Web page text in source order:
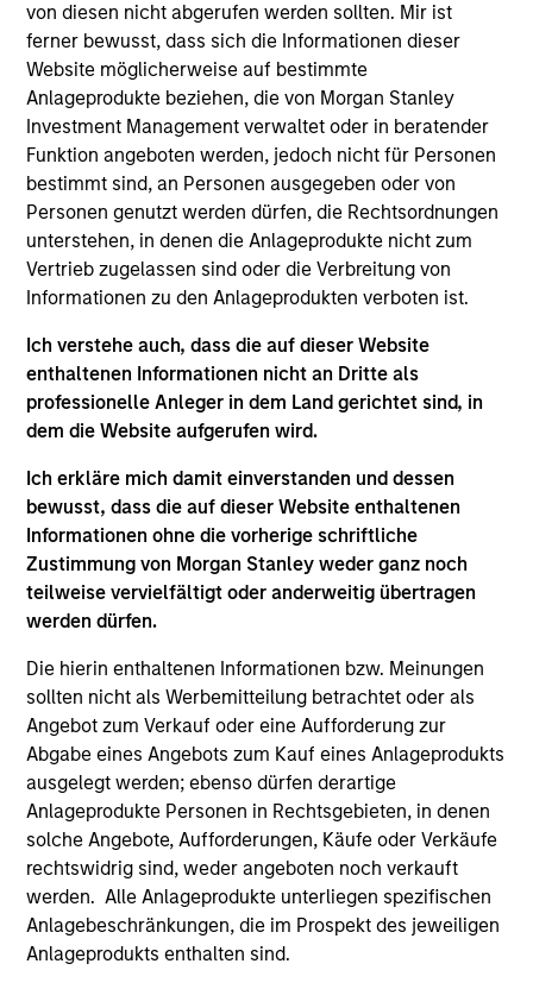
von diesen nicht abgerufen werden sollten. Mir ist
ferner bewusst, dass sich die Informationen dieser
Website möglicherweise auf bestimmte
Anlageprodukte beziehen, die von Morgan Stanley
Investment Management verwaltet oder in beratender
Funktion angeboten werden, jedoch nicht für Personen
bestimmt sind, an Personen ausgegeben oder von
Personen genutzt werden dürfen, die Rechtsordnungen
unterstehen, in denen die Anlageprodukte nicht zum
Vertrieb zugelassen sind oder die Verbreitung von
Informationen zu den Anlageprodukten verboten ist.
Ich verstehe auch, dass die auf dieser Website
enthaltenen Informationen nicht an Dritte als
professionelle Anleger in dem Land gerichtet sind, in
dem die Website aufgerufen wird.
Ich erkläre mich damit einverstanden und dessen
bewusst, dass die auf dieser Website enthaltenen
Informationen ohne die vorherige schriftliche
Zustimmung von Morgan Stanley weder ganz noch
teilweise vervielfältigt oder anderweitig übertragen
werden dürfen.
Die hierin enthaltenen Informationen bzw. Meinungen
sollten nicht als Werbemitteilung betrachtet oder als
Angebot zum Verkauf oder eine Aufforderung zur
Abgabe eines Angebots zum Kauf eines Anlageprodukts
ausgelegt werden; ebenso dürfen derartige
Anlageprodukte Personen in Rechtsgebieten, in denen
solche Angebote, Aufforderungen, Käufe oder Verkäufe
rechtswidrig sind, weder angeboten noch verkauft
werden. Alle Anlageprodukte unterliegen spezifischen
Anlagebeschränkungen, die im Prospekt des jeweiligen
Anlageprodukts enthalten sind.
Stanley and is a member of the Morgan Stanley
Private Credit team, where he focuses on
originating and underwriting investment
opportunities. Mr. Purdy joined Morgan Stanley in
2022 and has over seven years of relevant industry
experience. Prior to joining Morgan Stanley, Mr.
Purdy worked at Maranon Capital, where he was
responsible for originating, structuring, and
executing private investments across the capital
structure. Prior to joining Maranon Capital, Mr.
Purdy worked for Manulife Investment
Advisors, where he underwrote and advised on
investments across various asset classes. Mr. Purdy
earned a B.S. in finance from the Kelley School of
Business at Indiana University and is a CFA charter
holder.
Team Insights
ARTICLE
Private Credit Market Monitor - Q2